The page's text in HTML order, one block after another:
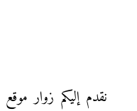
نقدم إليكم زوار